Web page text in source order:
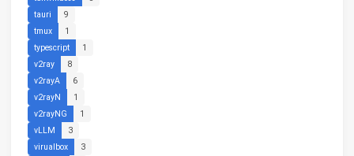
tauri
9
tmux
1
typescript
1
v2ray
8
v2rayA
6
v2rayN
1
v2rayNG
1
vLLM
3
virualbox
3